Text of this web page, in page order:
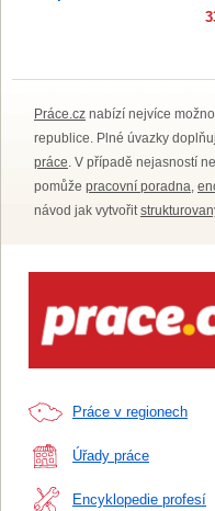
Práce.cz nabízí nejvíce
republice. Plné úvazky
práce. V případě nejasností
pomůže pracovní poradna,
návod jak vytvořit
Práce v regionech
Úřady práce
Encyklopedie profesí